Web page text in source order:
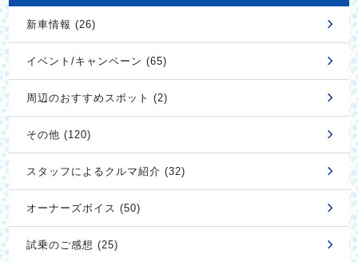
新車情報 (26)
イベント/キャンペーン (65)
周辺のおすすめスポット (2)
その他 (120)
スタッフによるクルマ紹介 (32)
オーナーズボイス (50)
試乗のご感想 (25)